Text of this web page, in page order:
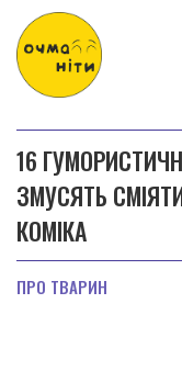
16
ЗМУСЯТЬ
КОМІКА
ПРО ТВАРИН